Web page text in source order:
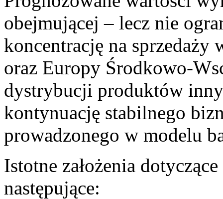
obejmującej – lecz nie
koncentrację na sprzedaży
oraz Europy Środkowo-
dystrybucji produktów
kontynuację stabilnego
prowadzonego w modelu
Istotne założenia
następujące: